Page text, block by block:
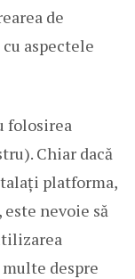
de
aspectele
folosirea
Chiar dacă
platforma,
nevoie să
despre